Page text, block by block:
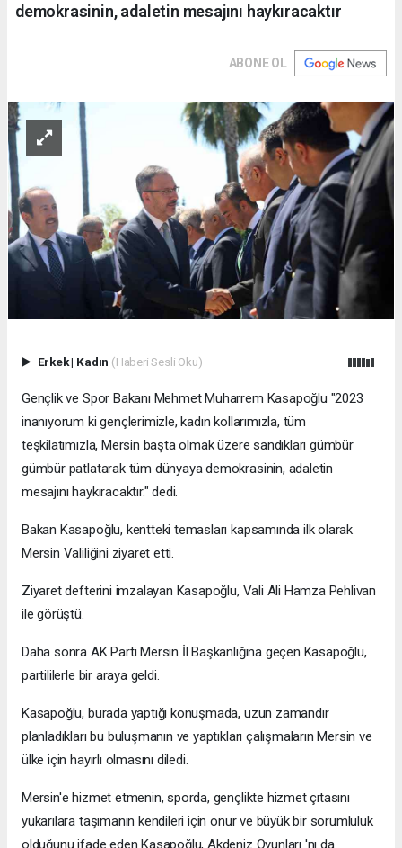
demokrasinin, adaletin mesajını haykıracaktır
ABONE OL
Erkek| Kadın (Haberi Sesli Oku)
Gençlik ve Spor Bakanı Mehmet Muharrem Kasapoğlu "2023
inanıyorum ki gençlerimizle, kadın kollarımızla, tüm
teşkilatımızla, Mersin başta olmak üzere sandıkları gümbür
gümbür patlatarak tüm dünyaya demokrasinin, adaletin
mesajını haykıracaktır." dedi.
Bakan Kasapoğlu, kentteki temasları kapsamında ilk olarak
Mersin Valiliğini ziyaret etti.
Ziyaret defterini imzalayan Kasapoğlu, Vali Ali Hamza Pehlivan
ile görüştü.
Daha sonra AK Parti Mersin İl Başkanlığına geçen Kasapoğlu,
partililerle bir araya geldi.
Kasapoğlu, burada yaptığı konuşmada, uzun zamandır
planladıkları bu buluşmanın ve yaptıkları çalışmaların Mersin ve
ülke için hayırlı olmasını diledi.
Mersin'e hizmet etmenin, sporda, gençlikte hizmet çıtasını
yukarılara taşımanın kendileri için onur ve büyük bir sorumluluk
olduğunu ifade eden Kasapoğlu, Akdeniz Oyunları 'nı da